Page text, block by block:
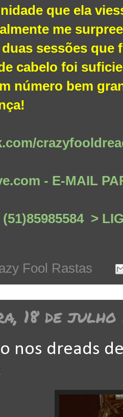
que ela
me
sessões que
cabelo foi
número bem
- E-MAIL
(51)85985584 >
Fool Rastas
18 de julho
nos dreads